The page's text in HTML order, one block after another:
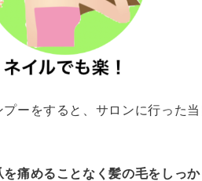
ーをすると、サロンに行った
を痛めることなく髪の毛をしっ